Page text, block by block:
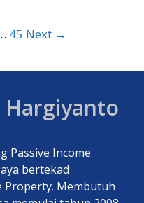
45 Next →
Hargiyanto
Passive Income
bertekad
Property. Membutuh